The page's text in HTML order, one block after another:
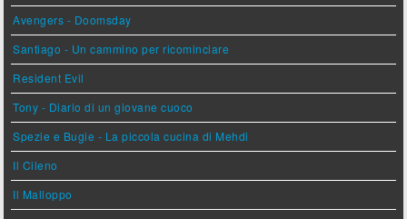
Avengers - Doomsday
Santiago - Un cammino per ricominciare
Resident Evil
Tony - Diario di un giovane cuoco
Spezie e Bugie - La piccola cucina di Mehdi
Il Cileno
Il Malloppo